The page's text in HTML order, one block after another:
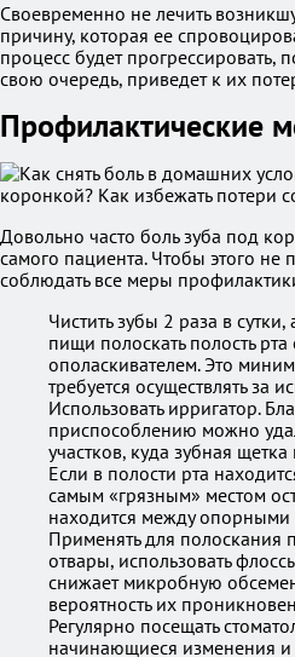
Своевременно не лечить
причину, которая ее
процесс будет прогрессировать,
свою очередь, приведет к их
Профилактические
Довольно часто боль зуба под
самого пациента. Чтобы этого
соблюдать все меры
Чистить зубы 2 раза в
пищи полоскать полость
ополаскивателем. Это
требуется осуществлять за
Использовать ирригатор.
приспособлению можно
участков, куда зубная
Если в полости рта
самым «грязным» местом
находится между опорными
Применять для полоскания
отвары, использовать
снижает микробную
вероятность их
Регулярно посещать
начинающиеся изменения и